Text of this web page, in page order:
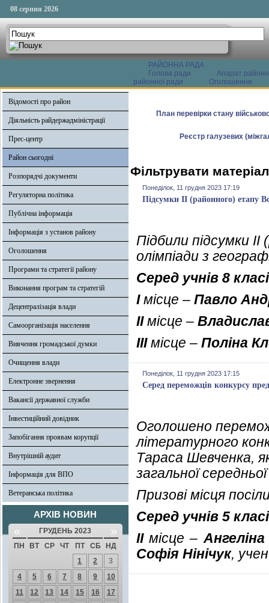
08 серпня 2026
РАЙОННА РАДА
Голова ради
Апарат
районної ради
Оголошення
Відомості про район
Діяльність райдержадміністрації
Прес-центр
Район сьогодні
Розпорядчі документи
Регуляторна політика
Публічна інформація
Інформація з установ району
Оголошення
Програми та стратегії району
Виконання програм та стратегій
Децентралізація влади
Самоорганізація населення
Вивчення громадської думки
Очищення влади
Електронне звернення
Вакансії державної служби
Інвестиційний довідник
Запобігання проявам корупції
Внутрішній аудит
Інформація для ВПО
Ветеранська політика
АРХІВ НОВИН
« ГРУДЕНЬ 2023 »
ПН ВТ СР ЧТ ПТ СБ
НД
1
2
3
4
5 6 7 8 9
10
11
12 13 14 15 16
17
План перевірки стану
Реєстр галузевих
Фільтрувати
Понеділок, 11 грудня 2023 17:19
Підсумки ІІ (районного) етапу
Підбили підсумки
олімпіади з
Серед учнів 8
Імісце – Павло
ІІмісце –
ІІІмісце – Поліна
Понеділок, 11 грудня 2023 17:15
Серед переможців конкурсу
Оголошено
літературного
Тараса Шевченка,
загальної
Призові місця
Серед учнів 5
ІІмісце – Ангеліна
Софія Нінічук,